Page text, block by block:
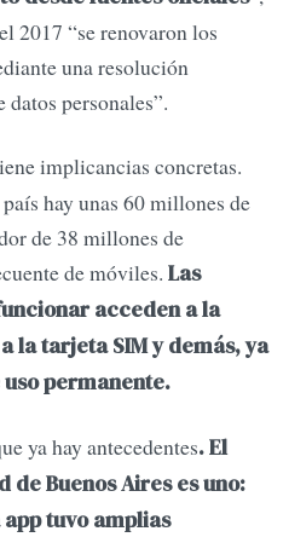
2017 “se renovaron los
una resolución
personales”.
implicancias concretas.
hay unas 60 millones de
de 38 millones de
de móviles. Las
acceden a la
la tarjeta SIM y demás, ya
permanente.
ya hay antecedentes. El
de Buenos Aires es uno:
tuvo amplias